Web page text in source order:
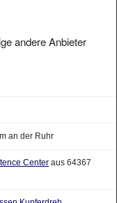
andere Anbieter
an der Ruhr
Center aus 64367